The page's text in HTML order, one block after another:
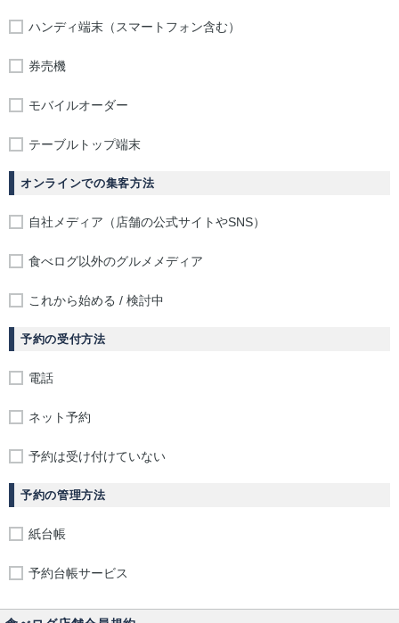
ハンディ端末（スマートフォン含む）
券売機
モバイルオーダー
テーブルトップ端末
オンラインでの集客方法
自社メディア（店舗の公式サイトやSNS）
食べログ以外のグルメメディア
これから始める / 検討中
予約の受付方法
電話
ネット予約
予約は受け付けていない
予約の管理方法
紙台帳
予約台帳サービス